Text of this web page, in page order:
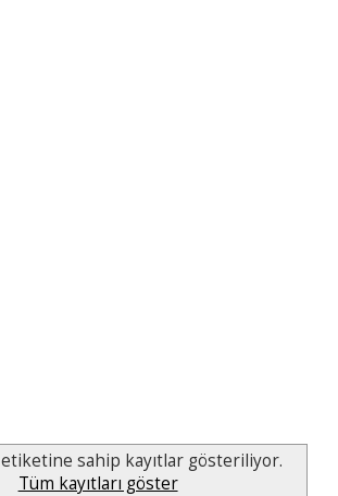
etiketine sahip kayıtlar gösteriliyor.
Tüm kayıtları göster